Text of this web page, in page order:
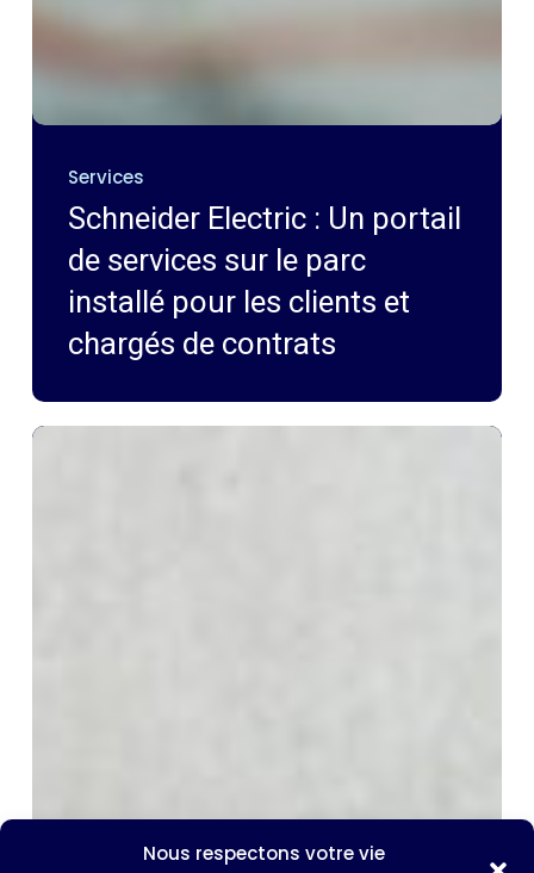
Nous respectons votre vie
Services
Schneider Electric : Un portail
de services sur le parc
installé pour les clients et
chargés de contrats